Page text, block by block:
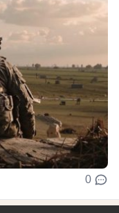
0